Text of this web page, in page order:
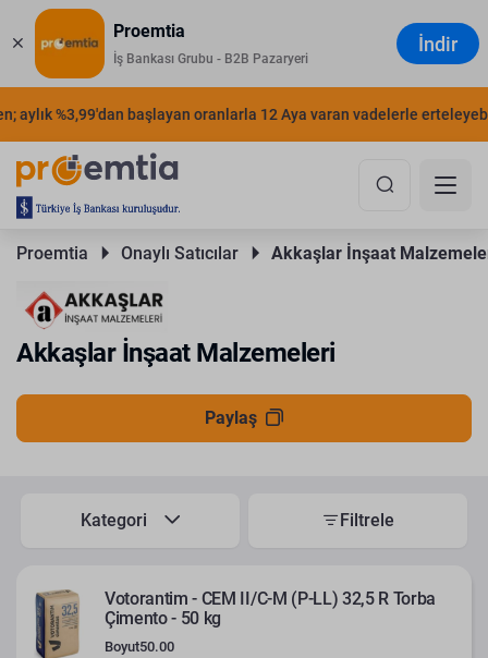
Proemtia
İş Bankası Grubu - B2B Pazaryeri
İndir
aylık %3,99'dan başlayan oranlarla 12 Aya varan vadelerle
Proemtia Onaylı Satıcılar Akkaşlar İnşaat
Akkaşlar İnşaat Malzemeleri
Paylaş
Kategori Filtrele
Votorantim - CEM II/C-M (P-LL) 32,5 R Torba
Çimento - 50 kg
Boyut50.00